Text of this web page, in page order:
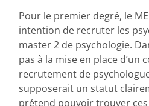
Pour le premier degré, le
intention de recruter les
master 2 de psychologie.
pas à la mise en place d’un
recrutement de
supposerait un statut
prétend pouvoir trouver